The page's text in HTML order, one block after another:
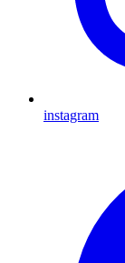
instagram